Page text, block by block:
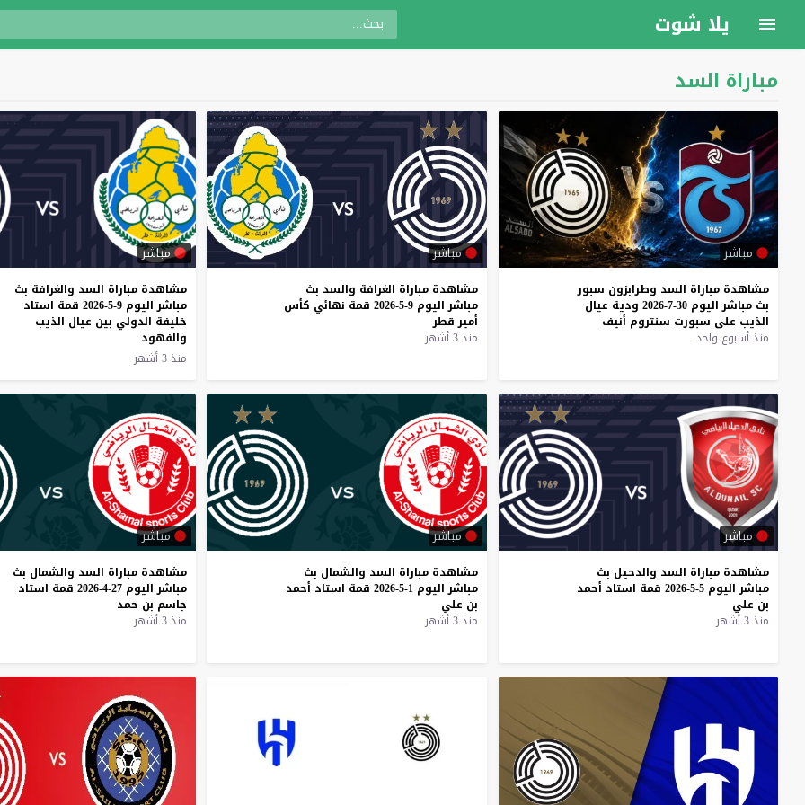
يلا شوت
مباراة السد
مباشر
مشاهدة مباراة السد وطرابزون سبور
بث مباشر اليوم 30-7-2026 ودية عيال
الذيب على سبورت سنتروم أنيف
منذ أسبوع واحد
مباشر
مشاهدة مباراة الغرافة والسد بث
مباشر اليوم 9-5-2026 قمة نهائي كأس
أمير قطر
منذ 3 أشهر
مباشر
مشاهدة مباراة السد والغرافة بث
مباشر اليوم 9-5-2026 قمة استاد
خليفة الدولي بين عيال الذيب
والفهود
منذ 3 أشهر
مباشر
مشاهدة مباراة السد والدحيل بث
مباشر اليوم 5-5-2026 قمة استاد أحمد
بن علي
منذ 3 أشهر
مباشر
مشاهدة مباراة السد والشمال بث
مباشر اليوم 1-5-2026 قمة استاد أحمد
بن علي
منذ 3 أشهر
مباشر
مشاهدة مباراة السد والشمال بث
مباشر اليوم 27-4-2026 قمة استاد
جاسم بن حمد
منذ 3 أشهر